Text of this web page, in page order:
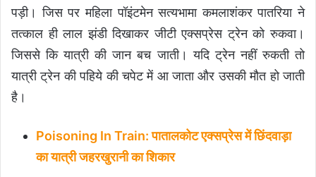
पड़ी। जिस पर महिला पॉइंटमेन सत्यभामा कमलाशंकर पातरिया ने
तत्काल ही लाल झंडी दिखाकर जीटी एक्सप्रेस ट्रेन को रुकवा।
जिससे कि यात्री की जान बच जाती। यदि ट्रेन नहीं रुकती तो
यात्री ट्रेन की पहिये की चपेट में आ जाता और उसकी मौत हो जाती
है।
Poisoning In Train: पातालकोट एक्सप्रेस में छिंदवाड़ा
का यात्री जहरखुरानी का शिकार